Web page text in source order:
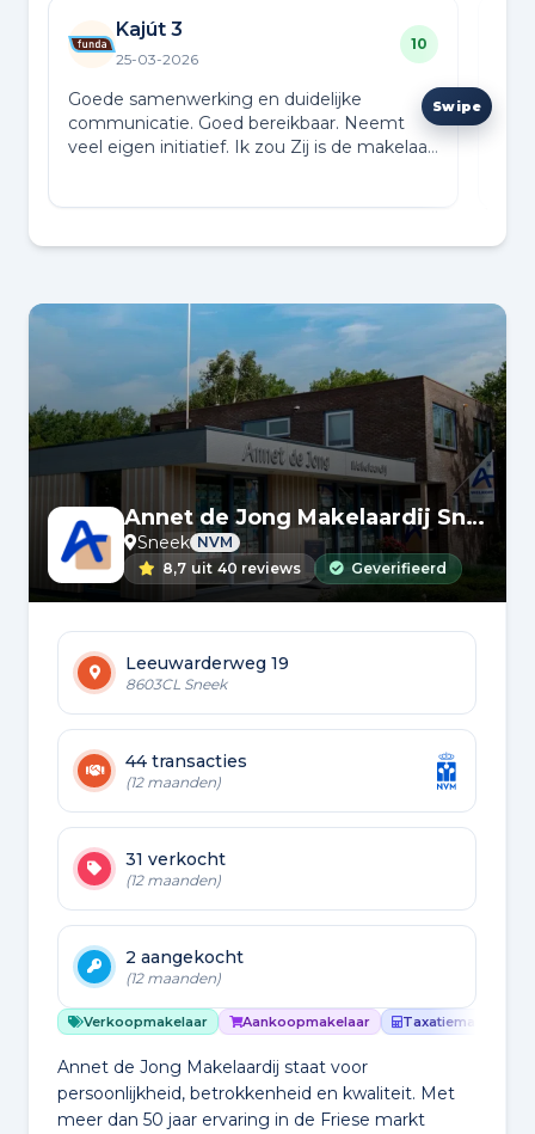
Kajút 3
25-03-2026
10
Goede samenwerking en duidelijke
communicatie. Goed bereikbaar. Neemt
veel eigen initiatief. Ik zou Zij is de makelaar
Annet de Jong Makelaardij Sneek
Sneek NVM
8,7 uit 40 reviews Geverifieerd
Leeuwarderweg 19
8603CL Sneek
44 transacties
(12 maanden)
31 verkocht
(12 maanden)
2 aangekocht
(12 maanden)
Verkoopmakelaar Aankoopmakelaar Taxatiemakelaar
Annet de Jong Makelaardij staat voor
persoonlijkheid, betrokkenheid en kwaliteit. Met
meer dan 50 jaar ervaring in de Friese markt